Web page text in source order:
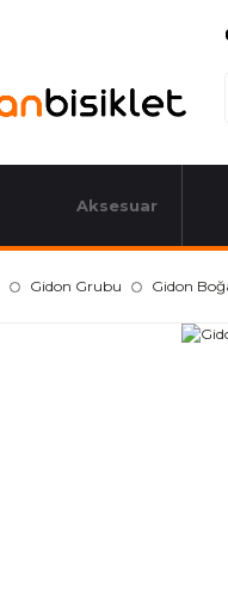
Aksesuar
Gidon Grubu Gidon